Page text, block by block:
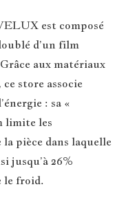
est composé
d’un film
aux matériaux
store associe
: sa «
limite les
pièce dans laquelle
jusqu’à 26%
le froid.